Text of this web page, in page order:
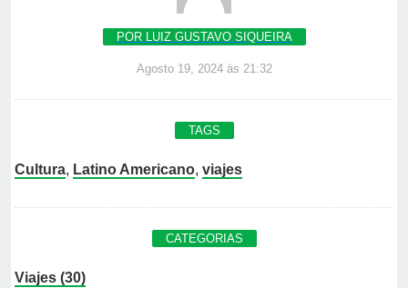
POR LUIZ GUSTAVO SIQUEIRA
Agosto 19, 2024 às 21:32
TAGS
Cultura, Latino Americano, viajes
CATEGORIAS
Viajes (30)